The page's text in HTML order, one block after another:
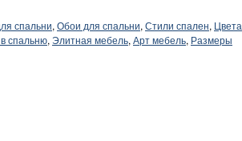
спальни, Обои для спальни, Стили спален, Цвета
спальню, Элитная мебель, Арт мебель, Размеры